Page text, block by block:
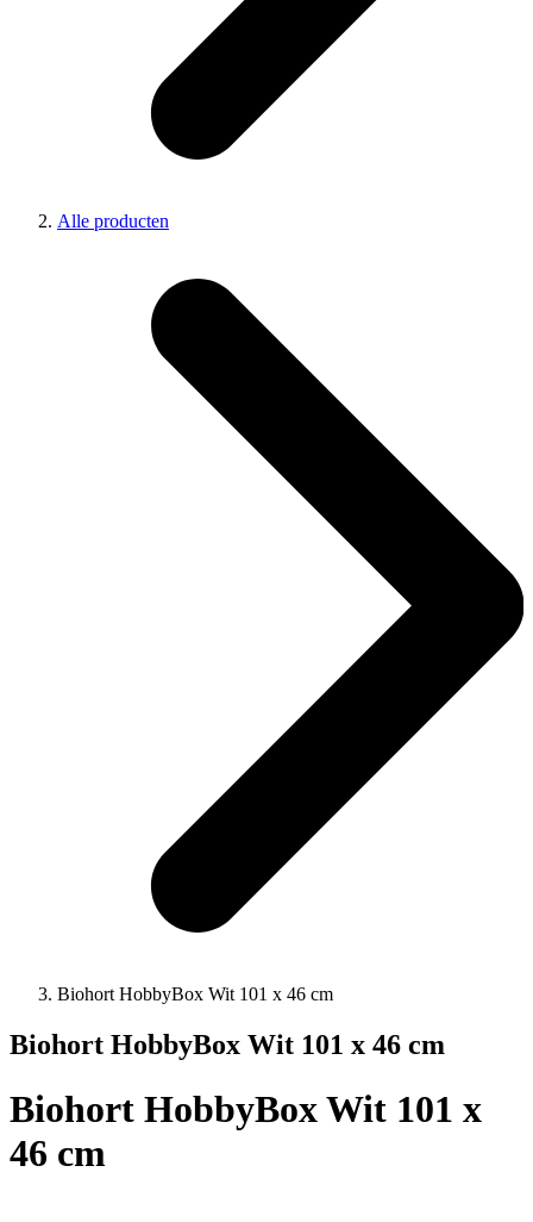
Alle producten
Biohort HobbyBox Wit 101 x 46 cm
Biohort HobbyBox Wit 101 x 46 cm
Biohort HobbyBox Wit 101 x
46 cm